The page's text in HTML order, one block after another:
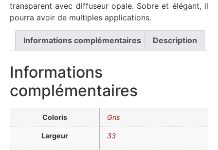
transparent avec diffuseur opale. Sobre et élégant, il
pourra avoir de multiples applications.
Informations complémentaires Description
Informations
complémentaires
Coloris Gris
Largeur 33